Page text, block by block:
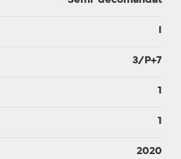
3/P+7
1
1
2020